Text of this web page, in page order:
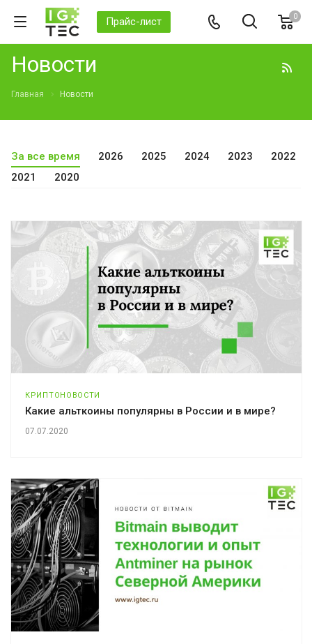
Прайс-лист 0
Новости
Главная Новости
За все время 2026 2025 2024 2023
2022
2021
2020
КРИПТОНОВОСТИ
Какие альткоины популярны в России и в мире?
07.07.2020